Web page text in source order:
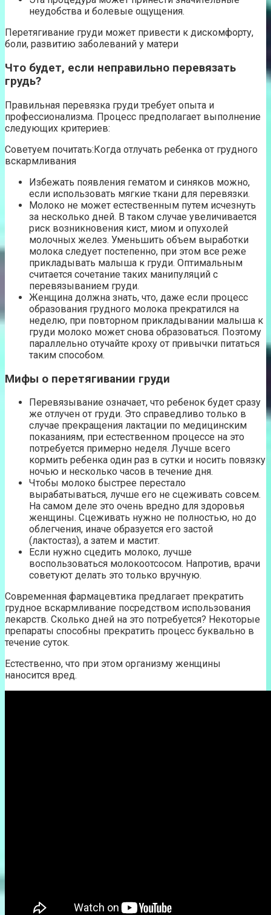
неудобства и болевые ощущения.
Перетягивание груди может привести к дискомфорту,
боли, развитию заболеваний у матери
Что будет, если неправильно перевязать
грудь?
Правильная перевязка груди требует опыта и
профессионализма. Процесс предполагает выполнение
следующих критериев:
Советуем почитать:Когда отлучать ребенка от грудного
вскармливания
Избежать появления гематом и синяков можно,
если использовать мягкие ткани для перевязки.
Молоко не может естественным путем исчезнуть
за несколько дней. В таком случае увеличивается
риск возникновения кист, миом и опухолей
молочных желез. Уменьшить объем выработки
молока следует постепенно, при этом все реже
прикладывать малыша к груди. Оптимальным
считается сочетание таких манипуляций с
перевязыванием груди.
Женщина должна знать, что, даже если процесс
образования грудного молока прекратился на
неделю, при повторном прикладывании малыша к
груди молоко может снова образоваться. Поэтому
параллельно отучайте кроху от привычки питаться
таким способом.
Мифы о перетягивании груди
Перевязывание означает, что ребенок будет сразу
же отлучен от груди. Это справедливо только в
случае прекращения лактации по медицинским
показаниям, при естественном процессе на это
потребуется примерно неделя. Лучше всего
кормить ребенка один раз в сутки и носить повязку
ночью и несколько часов в течение дня.
Чтобы молоко быстрее перестало
вырабатываться, лучше его не сцеживать совсем.
На самом деле это очень вредно для здоровья
женщины. Сцеживать нужно не полностью, но до
облегчения, иначе образуется его застой
(лактостаз), а затем и мастит.
Если нужно сцедить молоко, лучше
воспользоваться молокоотсосом. Напротив, врачи
советуют делать это только вручную.
Современная фармацевтика предлагает прекратить
грудное вскармливание посредством использования
лекарств. Сколько дней на это потребуется? Некоторые
препараты способны прекратить процесс буквально в
течение суток.
Естественно, что при этом организму женщины
наносится вред.